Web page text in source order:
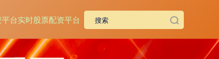
台实时股票配资平台